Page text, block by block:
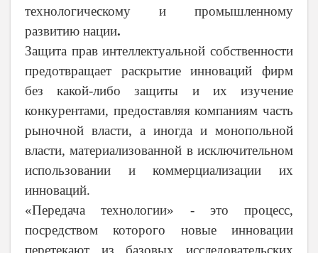
технологическому и промышленному
развитию нации.
Защита прав интеллектуальной собственности
предотвращает раскрытие инноваций фирм
без какой-либо защиты и их изучение
конкурентами, предоставляя компаниям часть
рыночной власти, а иногда и монопольной
власти, материализованной в исключительном
использовании и коммерциализации их
инноваций.
«Передача технологии» - это процесс,
посредством которого новые инновации
перетекают из базовых исследовательских